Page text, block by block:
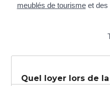
meublés de tourismeet des
Quel loyer lors de